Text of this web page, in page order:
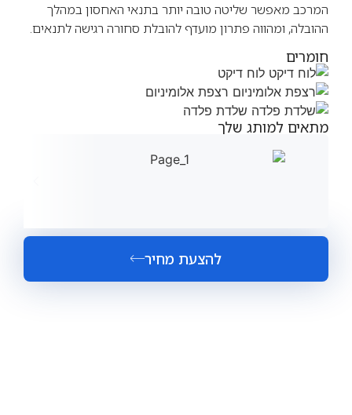
המרכב מאפשר שליטה טובה יותר בתנאי האחסון במהלך
ההובלה, ומהווה פתרון מועדף להובלת סחורה רגישה לתנאים.
חומרים
לוח דיקט
רצפת אלומיניום
שלדת פלדה
מתאים למותג שלך
להצעת מחיר